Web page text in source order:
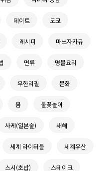
데이트 도쿄
레시피 마쓰자카규
면류 명물요리
무한리필 문화
봄 불꽃놀이
사케(일본술) 새해
세계 라이터들 세계유산
스시(초밥) 스테이크